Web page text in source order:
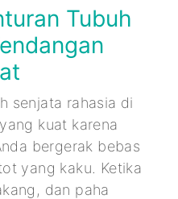
Tubuh
senjata rahasia di
kuat karena
bergerak bebas
yang kaku. Ketika
dan paha